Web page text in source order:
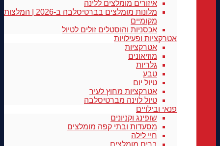
איזורים מומלצים ללינה
מלונות מומלצים בברטיסלבה ב-2026 | המלצות
מקומיים
אכסניות והוסטלים זולים לטיול
אטרקציות ופעילויות
אטרקציות
מוזיאונים
גלריות
טבע
טיול יום
אטרקציות מחוץ לעיר
טיול לוינה מברטיסלבה
פנאי ובילויים
שופינג וקניונים
מסעדות ובתי קפה מומלצים
חיי לילה
ברים מומלצים